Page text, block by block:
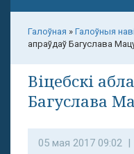
Галоўная » Галоўныя
апраўдаў Багуслава
Віцебскі
Багуслава
05 мая 2017 09:02 |